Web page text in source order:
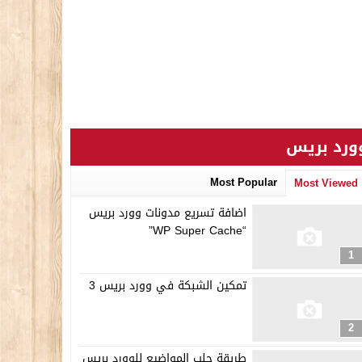
بريس
Most Viewed
Most Popular
1
اضافة تسريع مدونات وورد بريس
“WP Super Cache”
2
تمكين الشبكة في وورد بريس 3